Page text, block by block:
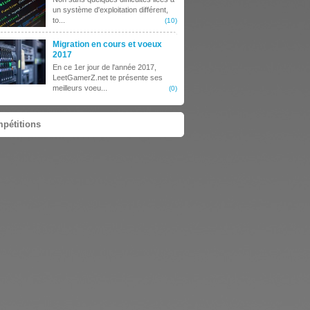
un système d'exploitation différent,
to...
(10)
Migration en cours et voeux
2017
En ce 1er jour de l'année 2017,
LeetGamerZ.net te présente ses
meilleurs voeu...
(0)